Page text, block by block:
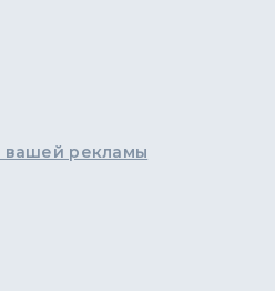
вашей рекламы